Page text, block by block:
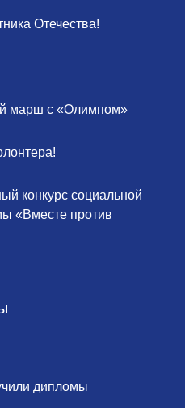
Отечества!
марш с «Олимпом»
конкурс социальной
«Вместе против
дипломы